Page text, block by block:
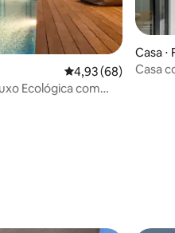
43 avaliações
4,93 de uma
4,93 (68)
Ecológica com
Casa ⋅
Casa